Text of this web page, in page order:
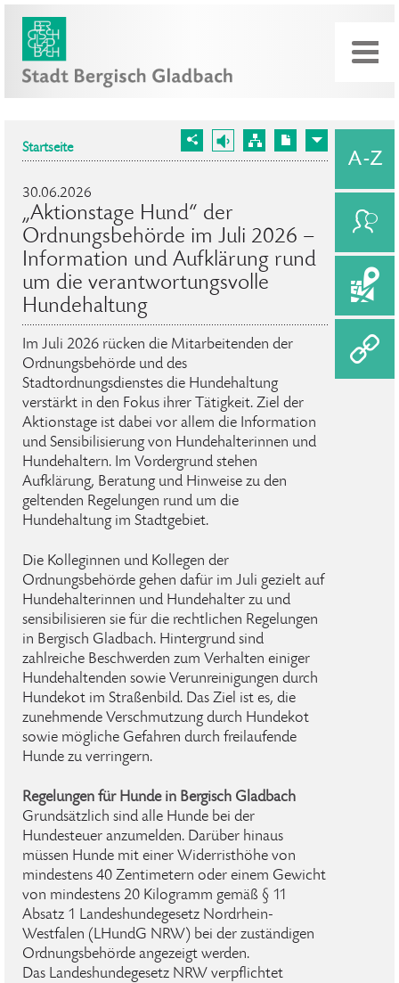
Startseite
30.06.2026
„Aktionstage Hund“ der
Ordnungsbehörde im Juli 2026 –
Information und Aufklärung rund
um die verantwortungsvolle
Hundehaltung
Im Juli 2026 rücken die Mitarbeitenden der
Ordnungsbehörde und des
Stadtordnungsdienstes die Hundehaltung
verstärkt in den Fokus ihrer Tätigkeit. Ziel der
Aktionstage ist dabei vor allem die Information
und Sensibilisierung von Hundehalterinnen und
Hundehaltern. Im Vordergrund stehen
Aufklärung, Beratung und Hinweise zu den
geltenden Regelungen rund um die
Hundehaltung im Stadtgebiet.
Die Kolleginnen und Kollegen der
Ordnungsbehörde gehen dafür im Juli gezielt auf
Hundehalterinnen und Hundehalter zu und
sensibilisieren sie für die rechtlichen Regelungen
in Bergisch Gladbach. Hintergrund sind
zahlreiche Beschwerden zum Verhalten einiger
Hundehaltenden sowie Verunreinigungen durch
Hundekot im Straßenbild. Das Ziel ist es, die
zunehmende Verschmutzung durch Hundekot
sowie mögliche Gefahren durch freilaufende
Hunde zu verringern.
Regelungen für Hunde in Bergisch Gladbach
Grundsätzlich sind alle Hunde bei der
Hundesteuer anzumelden. Darüber hinaus
müssen Hunde mit einer Widerristhöhe von
mindestens 40 Zentimetern oder einem Gewicht
von mindestens 20 Kilogramm gemäß § 11
Absatz 1 Landeshundegesetz Nordrhein-
Westfalen (LHundG NRW) bei der zuständigen
Ordnungsbehörde angezeigt werden.
Das Landeshundegesetz NRW verpflichtet